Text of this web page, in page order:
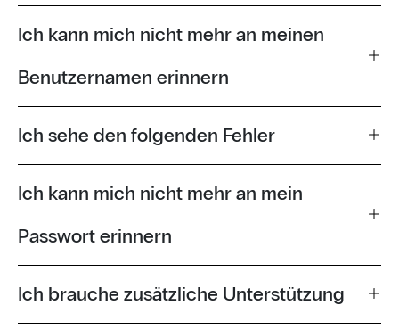
Ich kann mich nicht mehr an meinen
Benutzernamen erinnern
Ich sehe den folgenden Fehler
Ich kann mich nicht mehr an mein
Passwort erinnern
Ich brauche zusätzliche Unterstützung